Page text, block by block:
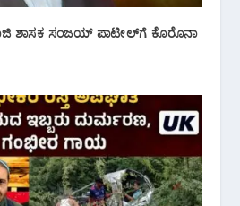
ಶಾಸಕ ಸಂಜಯ್ ಪಾಟೀಲ್‌ಗೆ ಕೊರೊನಾ